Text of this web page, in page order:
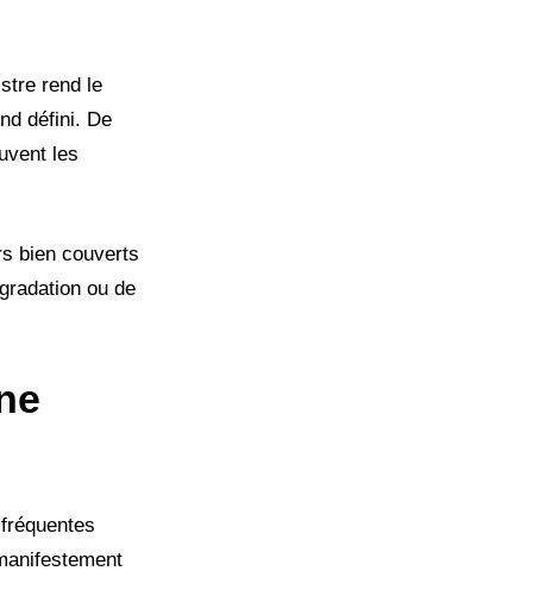
rend le
défini. De
les
bien couverts
ou de